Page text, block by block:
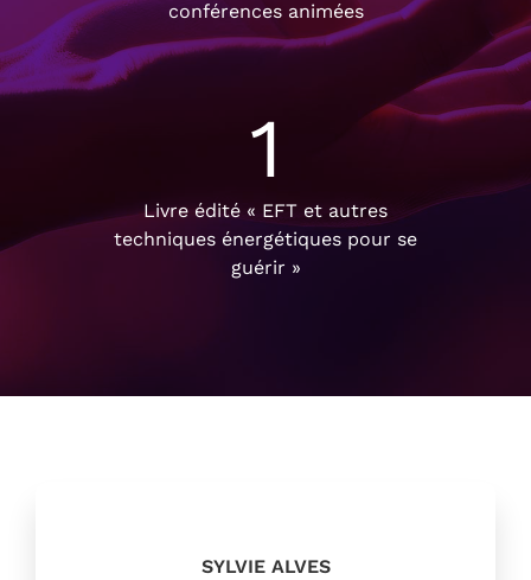
conférences animées
1
Livre édité « EFT et autres
techniques énergétiques pour se
guérir »
SYLVIE ALVES